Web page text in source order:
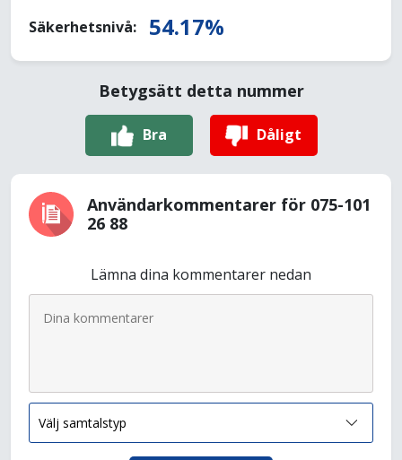
Säkerhetsnivå: 54.17%
Betygsätt detta nummer
Bra Dåligt
Användarkommentarer för 075-101
26 88
Lämna dina kommentarer nedan